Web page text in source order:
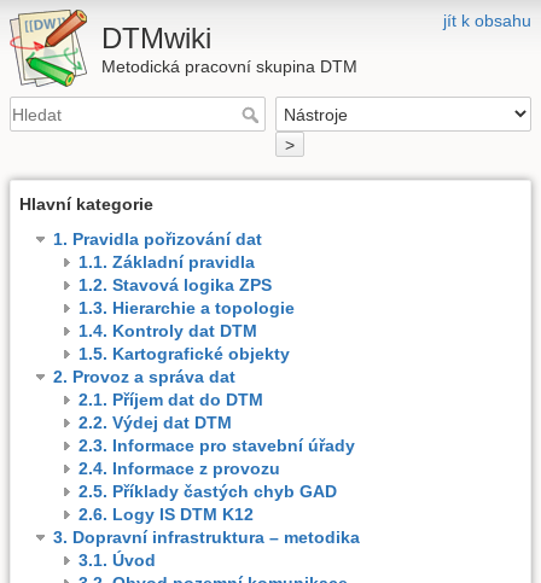
jít k obsahu
DTMwiki
Metodická pracovní skupina DTM
>
Hlavní kategorie
1. Pravidla pořizování dat
1.1. Základní pravidla
1.2. Stavová logika ZPS
1.3. Hierarchie a topologie
1.4. Kontroly dat DTM
1.5. Kartografické objekty
2. Provoz a správa dat
2.1. Příjem dat do DTM
2.2. Výdej dat DTM
2.3. Informace pro stavební úřady
2.4. Informace z provozu
2.5. Příklady častých chyb GAD
2.6. Logy IS DTM K12
3. Dopravní infrastruktura – metodika
3.1. Úvod